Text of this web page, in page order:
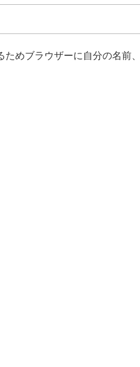
ためブラウザーに自分の名前